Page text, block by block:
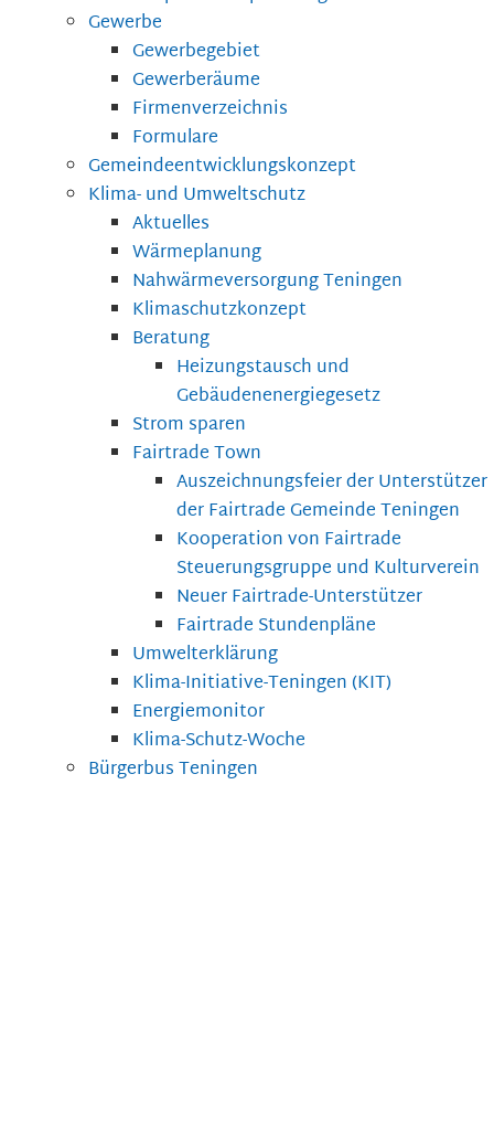
Gewerbe
Gewerbegebiet
Gewerberäume
Firmenverzeichnis
Formulare
Gemeindeentwicklungskonzept
Klima- und Umweltschutz
Aktuelles
Wärmeplanung
Nahwärmeversorgung Teningen
Klimaschutzkonzept
Beratung
Heizungstausch und
Gebäudenenergiegesetz
Strom sparen
Fairtrade Town
Auszeichnungsfeier der Unterstützer
der Fairtrade Gemeinde Teningen
Kooperation von Fairtrade
Steuerungsgruppe und Kulturverein
Neuer Fairtrade-Unterstützer
Fairtrade Stundenpläne
Umwelterklärung
Klima-Initiative-Teningen (KIT)
Energiemonitor
Klima-Schutz-Woche
Bürgerbus Teningen